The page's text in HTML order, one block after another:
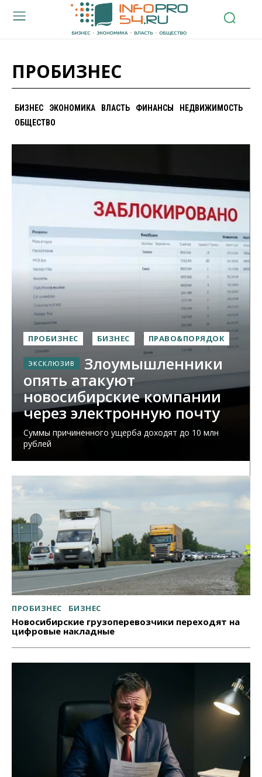
ПРОБИЗНЕС
БИЗНЕС ЭКОНОМИКА ВЛАСТЬ ФИНАНСЫ
НЕДВИЖИМОСТЬ
ОБЩЕСТВО
ПРОБИЗНЕС БИЗНЕС ПРАВО&ПОРЯДОК
Злоумышленники
опять атакуют
новосибирские компании
через электронную почту
Суммы причиненного ущерба доходят до 10 млн
рублей
ПРОБИЗНЕС БИЗНЕС
Новосибирские грузоперевозчики переходят на
цифровые накладные